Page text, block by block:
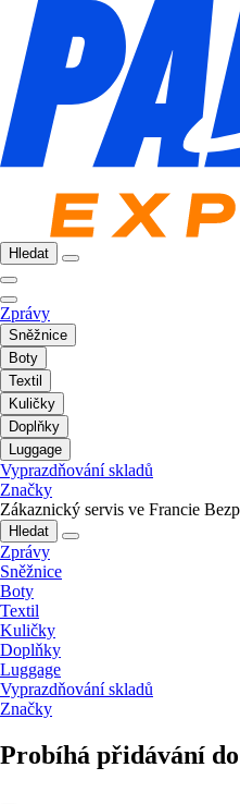
Hledat
Zprávy
Sněžnice
Boty
Textil
Kuličky
Doplňky
Luggage
Vyprazdňování skladů
Značky
Zákaznický servis ve Francie
Hledat
Zprávy
Sněžnice
Boty
Textil
Kuličky
Doplňky
Luggage
Vyprazdňování skladů
Značky
Probíhá přidávání